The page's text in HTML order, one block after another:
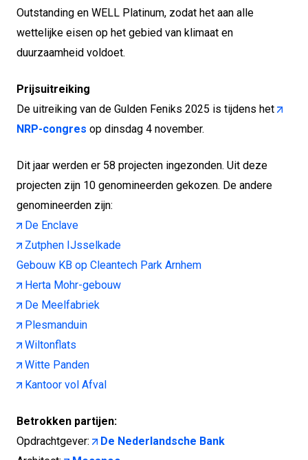
Outstanding en WELL Platinum, zodat het aan alle
wettelijke eisen op het gebied van klimaat en
duurzaamheid voldoet.
Prijsuitreiking
De uitreiking van de Gulden Feniks 2025 is tijdens het
NRP-congres op dinsdag 4 november.
Dit jaar werden er 58 projecten ingezonden. Uit deze
projecten zijn 10 genomineerden gekozen. De andere
genomineerden zijn:
De Enclave
Zutphen IJsselkade
Gebouw KB op Cleantech Park Arnhem
Herta Mohr-gebouw
De Meelfabriek
Plesmanduin
Wiltonflats
Witte Panden
Kantoor vol Afval
Betrokken partijen:
Opdrachtgever:
De Nederlandsche Bank